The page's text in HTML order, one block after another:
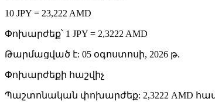
10 JPY = 23,222 AMD
Փոխարժեք՝ 1 JPY = 2,3222 AMD
Թարմացված է: 05 օգոստոսի, 2026 թ.
Փոխարժեքի հաշվիչ
Պաշտոնական փոխարժեք: 2,3222 AMD